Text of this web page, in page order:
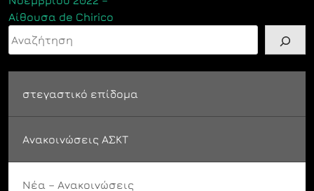
Αίθουσα de Chirico
Αναζήτηση
στεγαστικό επίδομα
Ανακοινώσεις ΑΣΚΤ
Νέα – Ανακοινώσεις